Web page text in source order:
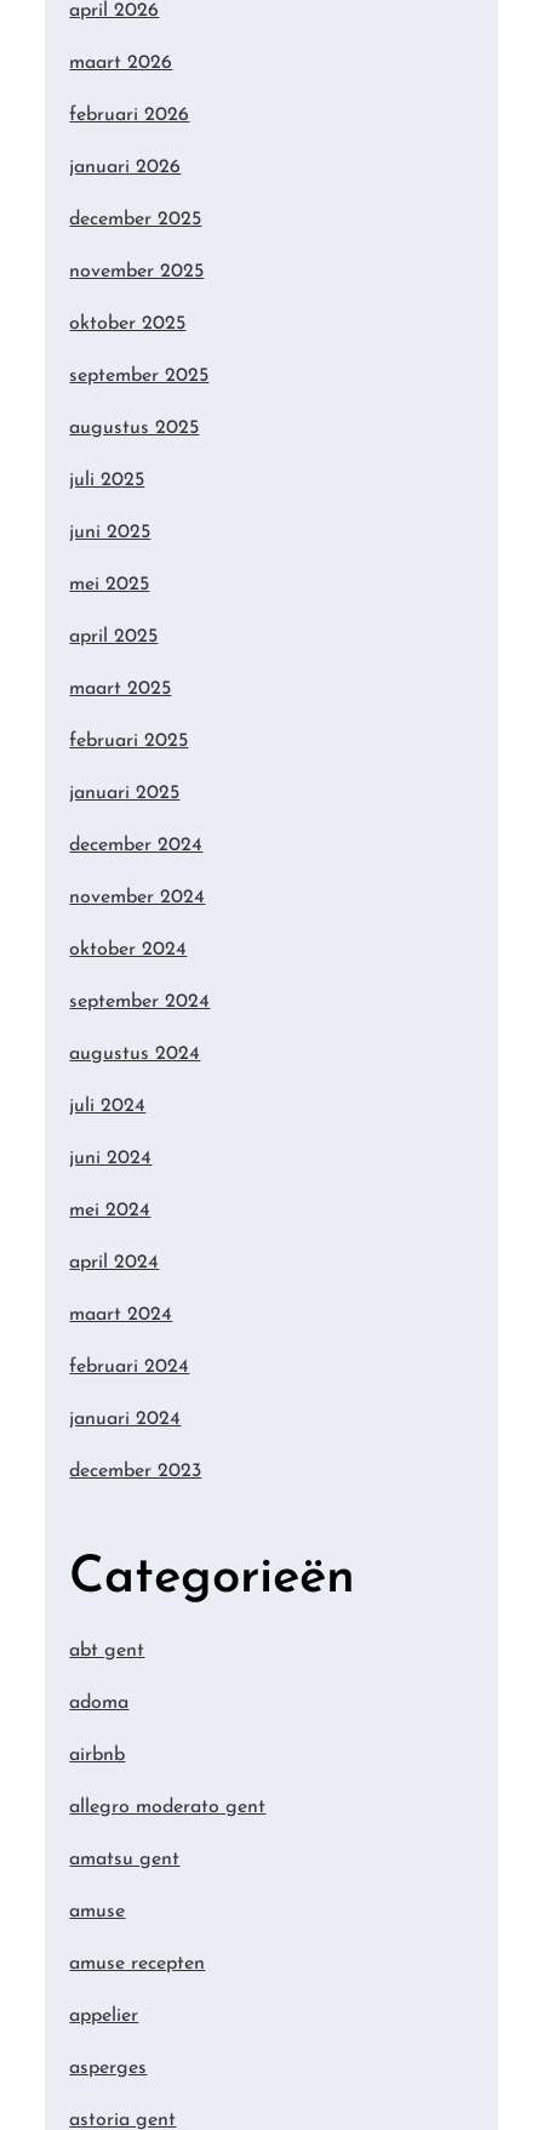
april 2026
maart 2026
februari 2026
januari 2026
december 2025
november 2025
oktober 2025
september 2025
augustus 2025
juli 2025
juni 2025
mei 2025
april 2025
maart 2025
februari 2025
januari 2025
december 2024
november 2024
oktober 2024
september 2024
augustus 2024
juli 2024
juni 2024
mei 2024
april 2024
maart 2024
februari 2024
januari 2024
december 2023
Categorieën
abt gent
adoma
airbnb
allegro moderato gent
amatsu gent
amuse
amuse recepten
appelier
asperges
astoria gent